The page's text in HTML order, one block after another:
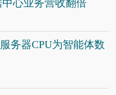
心业务营收翻倍
务器CPU为智能体数